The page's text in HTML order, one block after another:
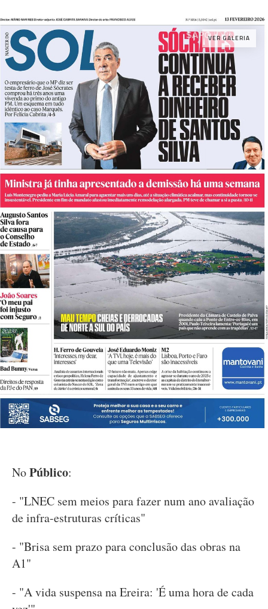
VER GALERIA
NoPúblico:
- "LNEC sem meios para fazer num ano avaliação
de infra-estruturas críticas"
- "Brisa sem prazo para conclusão das obras na
A1"
- "A vida suspensa na Ereira: 'É uma hora de cada